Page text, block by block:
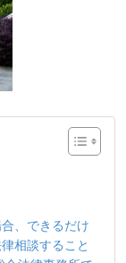
、できるだけ
相談すること